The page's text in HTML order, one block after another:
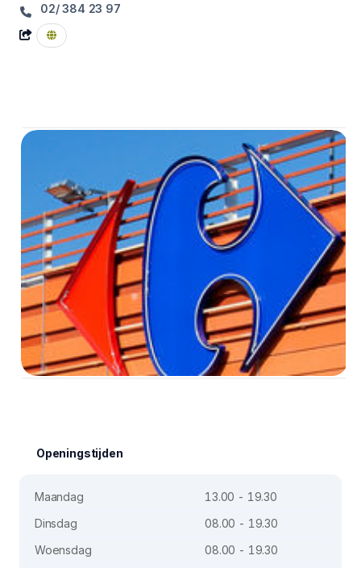
02/ 384 23 97
Openingstijden
Maandag
13.00 - 19.30
Dinsdag
08.00 - 19.30
Woensdag
08.00 - 19.30